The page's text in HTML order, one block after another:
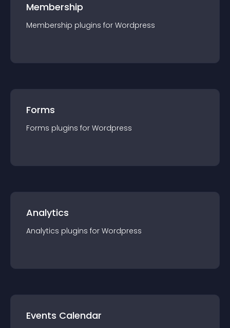
Membership
Membership plugins for Wordpress
Forms
Forms plugins for Wordpress
Analytics
Analytics plugins for Wordpress
Events Calendar